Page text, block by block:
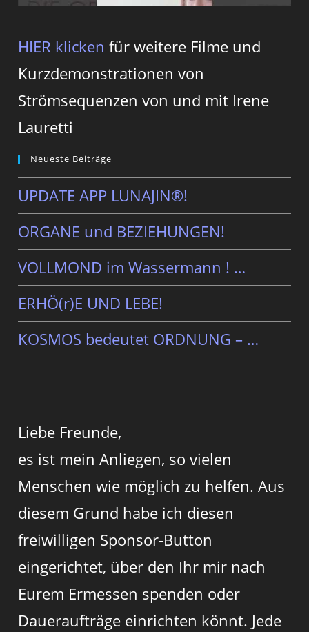
HIER klicken für weitere Filme und
Kurzdemonstrationen von
Strömsequenzen von und mit Irene
Lauretti
Neueste Beiträge
UPDATE APP LUNAJIN®!
ORGANE und BEZIEHUNGEN!
VOLLMOND im Wassermann ! …
ERHÖ(r)E UND LEBE!
KOSMOS bedeutet ORDNUNG – …
Liebe Freunde,
es ist mein Anliegen, so vielen
Menschen wie möglich zu helfen. Aus
diesem Grund habe ich diesen
freiwilligen Sponsor-Button
eingerichtet, über den Ihr mir nach
Eurem Ermessen spenden oder
Daueraufträge einrichten könnt. Jede